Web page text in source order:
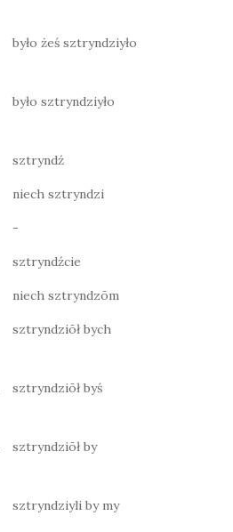
było żeś sztryndziyło
było sztryndziyło
sztryndź
niech sztryndzi
-
sztryndźcie
niech sztryndzōm
sztryndziōł bych
sztryndziōł byś
sztryndziōł by
sztryndziyli by my